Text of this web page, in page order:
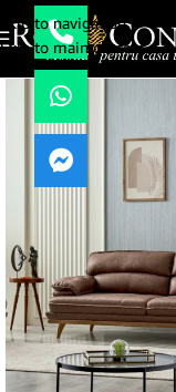
Skip to navigation
Skip to main content